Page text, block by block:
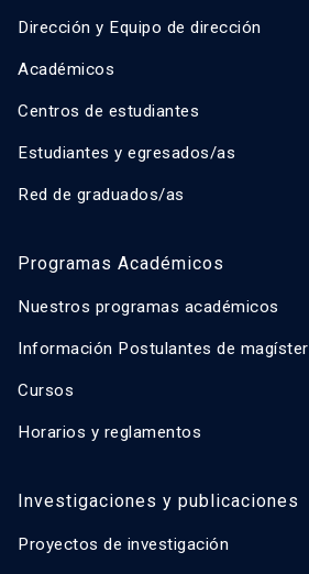
Dirección y Equipo de dirección
Académicos
Centros de estudiantes
Estudiantes y egresados/as
Red de graduados/as
Programas Académicos
Nuestros programas académicos
Información Postulantes de magíster
Cursos
Horarios y reglamentos
Investigaciones y publicaciones
Proyectos de investigación